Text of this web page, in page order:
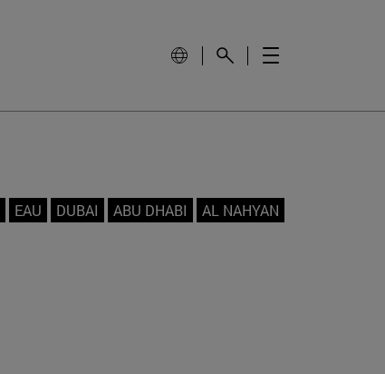
EAU DUBAI ABU DHABI AL NAHYAN